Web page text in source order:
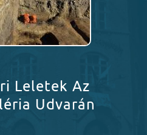
Leletek Az
Udvarán